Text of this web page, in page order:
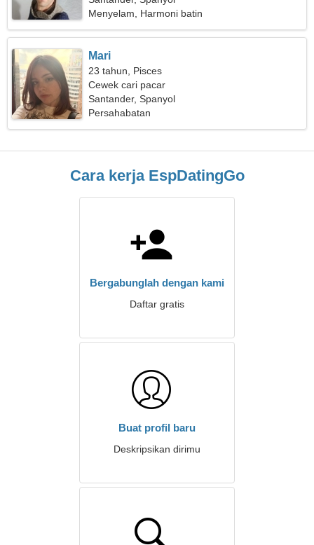
Menyelam, Harmoni batin
Mari
23 tahun, Pisces
Cewek cari pacar
Santander, Spanyol
Persahabatan
Cara kerja EspDatingGo
Bergabunglah dengan kami
Daftar gratis
Buat profil baru
Deskripsikan dirimu